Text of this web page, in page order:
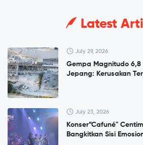
Latest
July 29, 2026
Gempa Magnitudo
Jepang: Kerusakan
July 23, 2026
Konser”Cafuné"
Bangkitkan Sisi